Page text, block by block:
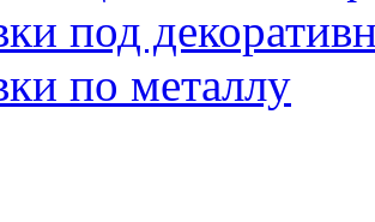
под
по металлу